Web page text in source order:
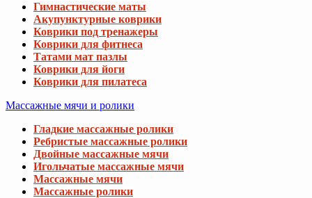
Гимнастические маты
Акупунктурные коврики
Коврики под тренажеры
Коврики для фитнеса
Татами мат пазлы
Коврики для йоги
Коврики для пилатеса
Массажные мячи и ролики
Гладкие массажные ролики
Ребристые массажные ролики
Двойные массажные мячи
Игольчатые массажные мячи
Массажные мячи
Массажные ролики